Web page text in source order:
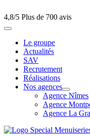
4,8/5 Plus de 700 avis
Le groupe
Actualités
SAV
Recrutement
Réalisations
Nos agences
Agence Nîmes
Agence
Agence La